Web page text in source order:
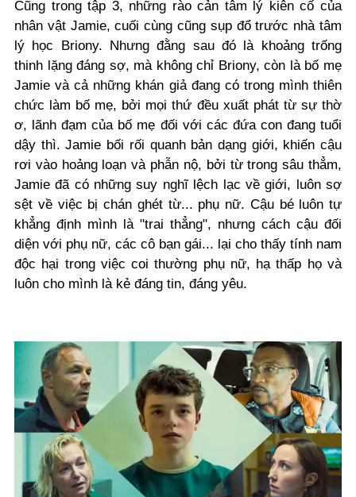
Cũng trong tập 3, những rào cản tâm lý kiên cố của
nhân vật Jamie, cuối cùng cũng sụp đổ trước nhà tâm
lý học Briony. Nhưng đằng sau đó là khoảng trống
thinh lặng đáng sợ, mà không chỉ Briony, còn là bố mẹ
Jamie và cả những khán giả đang có trong mình thiên
chức làm bố mẹ, bởi mọi thứ đều xuất phát từ sự thờ
ơ, lãnh đạm của bố mẹ đối với các đứa con đang tuổi
dậy thì. Jamie bối rối quanh bản dạng giới, khiến cậu
rơi vào hoảng loạn và phẫn nộ, bởi từ trong sâu thẳm,
Jamie đã có những suy nghĩ lệch lạc về giới, luôn sợ
sệt về việc bị chán ghét từ... phụ nữ. Cậu bé luôn tự
khẳng định mình là "trai thẳng", nhưng cách cậu đối
diện với phụ nữ, các cô bạn gái... lại cho thấy tính nam
độc hại trong việc coi thường phụ nữ, hạ thấp họ và
luôn cho mình là kẻ đáng tin, đáng yêu.